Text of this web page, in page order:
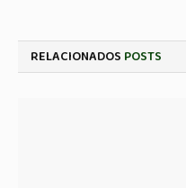
RELACIONADOS POSTS